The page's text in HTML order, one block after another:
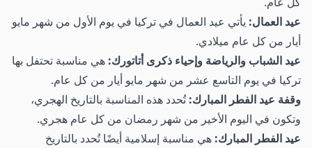
عيد العمال: يأتي عيد العمال في تركيا في يوم الأول من شهر مايو
أيار من كل عام ميلادي.
عيد الشباب والرياضة وإحياء ذكرى أتاتورك: هي مناسبة تحتفل بها
تركيا في يوم التاسع عشر من شهر مايو أيار من كل عام.
وقفة عيد الفطر المبارك:تُحدد هذه المناسبة بالتاريخ الهجري،
وتكون في اليوم الأخير من شهر رمضان من كل عام هجري.
عيد الفطر المبارك: هي مناسبة إسلامية أيضًا تُحدد بالتاريخ